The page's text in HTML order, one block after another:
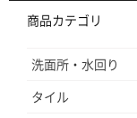
商品カテゴリ
洗面所・水回り
タイル